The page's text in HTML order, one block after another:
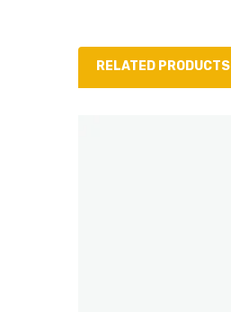
RELATED PRODUCTS